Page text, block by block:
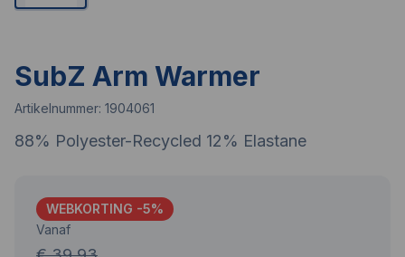
SubZ Arm Warmer
Artikelnummer: 1904061
88% Polyester-Recycled 12% Elastane
WEBKORTING -5%
Vanaf